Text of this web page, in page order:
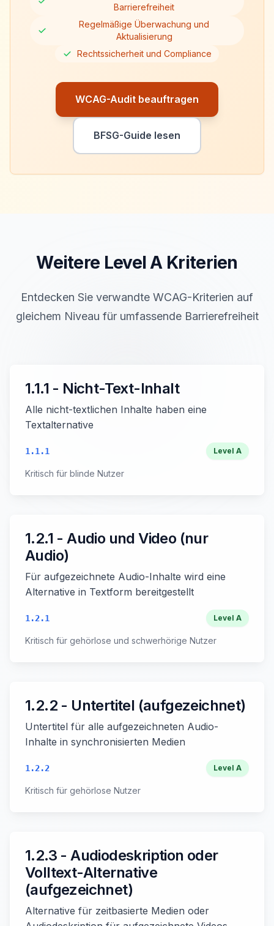
Barrierefreiheit
Regelmäßige Überwachung und
Aktualisierung
Rechtssicherheit und Compliance
WCAG-Audit beauftragen
BFSG-Guide lesen
Weitere LevelAKriterien
Entdecken Sie verwandte WCAG-Kriterien auf
gleichem Niveau für umfassende Barrierefreiheit
1.1.1 - Nicht-Text-Inhalt
Alle nicht-textlichen Inhalte haben eine
Textalternative
1.1.1 Level A
Kritisch für blinde Nutzer
1.2.1 - Audio und Video (nur
Audio)
Für aufgezeichnete Audio-Inhalte wird eine
Alternative in Textform bereitgestellt
1.2.1 Level A
Kritisch für gehörlose und schwerhörige Nutzer
1.2.2 - Untertitel (aufgezeichnet)
Untertitel für alle aufgezeichneten Audio-
Inhalte in synchronisierten Medien
1.2.2 Level A
Kritisch für gehörlose Nutzer
1.2.3 - Audiodeskription oder
Volltext-Alternative
(aufgezeichnet)
Alternative für zeitbasierte Medien oder